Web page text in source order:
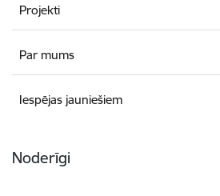
Projekti
Par mums
Iespējas jauniešiem
Noderīgi